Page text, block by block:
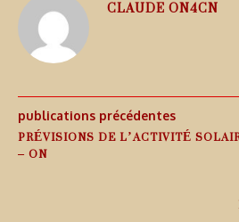
CLAUDE ON4CN
publications précédentes
PRÉVISIONS DE L’ACTIVITÉ
– ON